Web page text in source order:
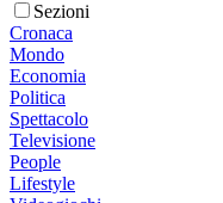
Sezioni
Cronaca
Mondo
Economia
Politica
Spettacolo
Televisione
People
Lifestyle